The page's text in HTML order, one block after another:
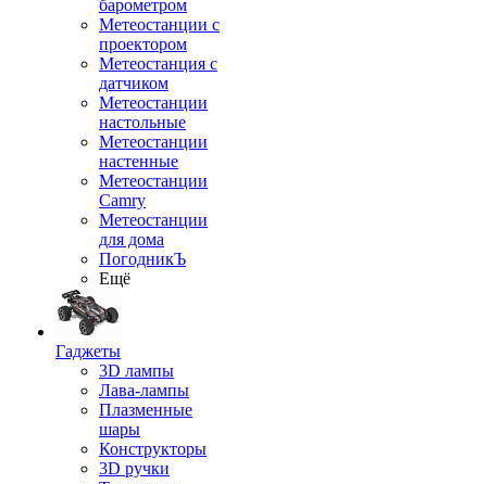
барометром
Метеостанции с
проектором
Метеостанция с
датчиком
Метеостанции
настольные
Метеостанции
настенные
Метеостанции
Camry
Метеостанции
для дома
ПогодникЪ
Ещё
Гаджеты
3D лампы
Лава-лампы
Плазменные
шары
Конструкторы
3D ручки